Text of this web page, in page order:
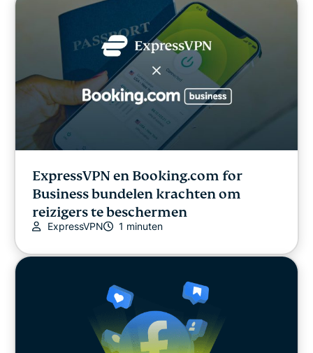
ExpressVPN en Booking.com for
Business bundelen krachten om
reizigers te beschermen
ExpressVPN 1 minuten